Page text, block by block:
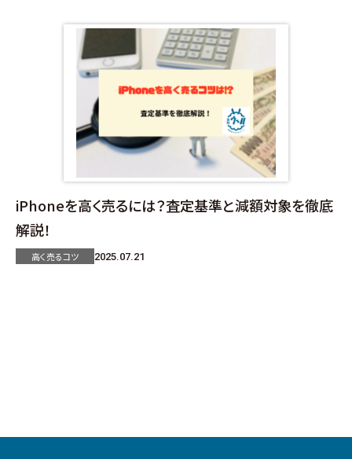
iPhoneを高く売るには？査定基準と減額対象を徹底
解説！
高く売るコツ 2025.07.21